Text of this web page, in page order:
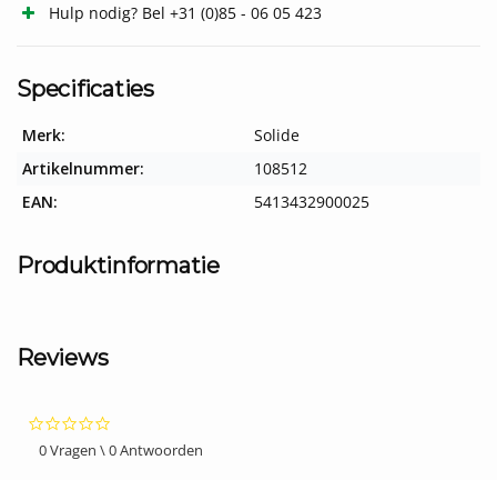
Hulp nodig? Bel +31 (0)85 - 06 05 423
Specificaties
Merk:
Solide
Artikelnummer:
108512
EAN:
5413432900025
Produktinformatie
Reviews
star
rating
0 Vragen \ 0 Antwoorden